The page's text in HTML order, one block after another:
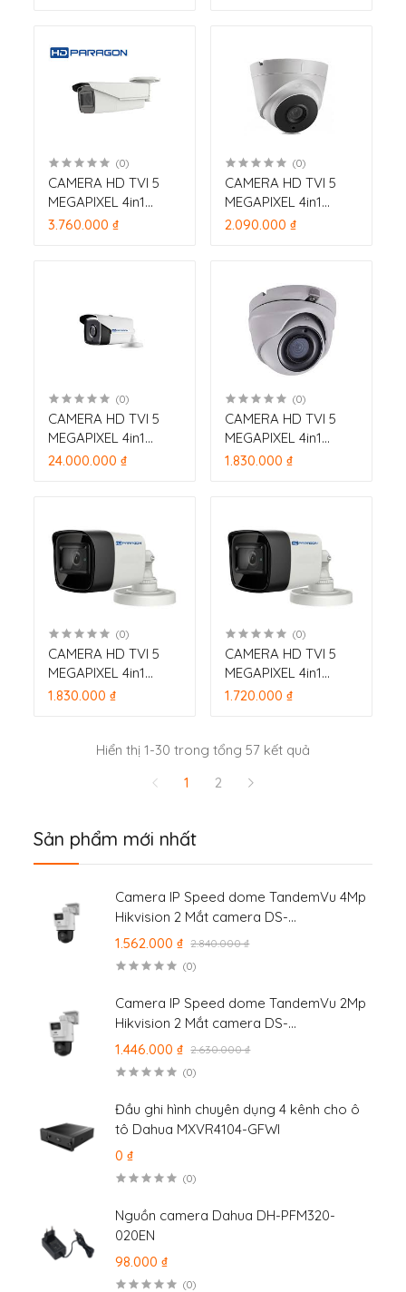
Sản phẩm mới nhất
Camera IP Speed dome TandemVu 4Mp
Hikvision 2 Mắt camera DS-
2SE2C400MWG-E/14
1.562.000 ₫ 2.840.000 ₫
(0)
Camera IP Speed dome TandemVu 2Mp
Hikvision 2 Mắt camera DS-
2SE2C200MWG-E/12
1.446.000 ₫ 2.630.000 ₫
(0)
Đầu ghi hình chuyên dụng 4 kênh cho ô
tô Dahua MXVR4104-GFWI
0 ₫
(0)
Nguồn camera Dahua DH-PFM320-
020EN
98.000 ₫
(0)
(0)
CAMERA HD TVI 5
MEGAPIXEL 4in1
HDPARAGON HDS-
3.760.000 ₫
(0)
CAMERA HD TVI 5
MEGAPIXEL 4in1
HDPARAGON HDS-
2.090.000 ₫
(0)
CAMERA HD TVI 5
MEGAPIXEL 4in1
HDPARAGON HDS-
24.000.000 ₫
(0)
CAMERA HD TVI 5
MEGAPIXEL 4in1
HDPARAGON HDS-
1.830.000 ₫
(0)
CAMERA HD TVI 5
MEGAPIXEL 4in1
HDPARAGON HDS-
1.830.000 ₫
(0)
CAMERA HD TVI 5
MEGAPIXEL 4in1
HDPARAGON HDS-
25m
1.720.000 ₫
Hiển thị 1-30 trong tổng 57 kết quả
1
2